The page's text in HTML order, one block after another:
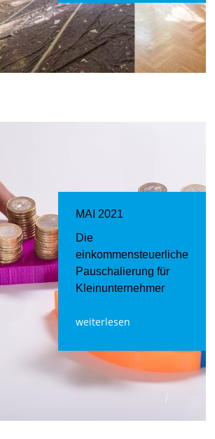
MAI 2021
Die
einkommensteuerliche
Pauschalierung für
Kleinunternehmer
weiterlesen